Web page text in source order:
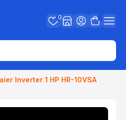
0
Inverter 1 HP HR-10VSA